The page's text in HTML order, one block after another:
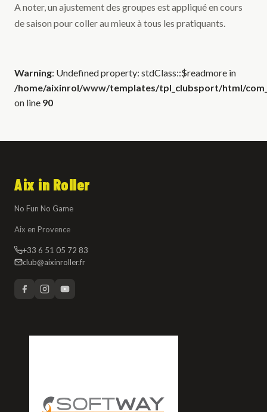
A noter, un ajustement des groupes est appliqué en cours
de saison pour coller au mieux à tous les pratiquants.
Warning: Undefined property: stdClass::$readmore in
/home/aixinrol/www/templates/tpl_clubsport/html/
on line 90
Aix in Roller
No Fun No Game
Aix en Provence
+33 6 51 05 72 83
club@aixinroller.fr